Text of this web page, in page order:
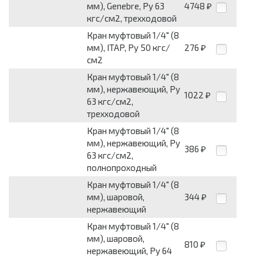
мм), Genebre, Py 63
кгс/см2, трехходовой
4748 ₽
Кран муфтовый 1/4" (8
мм), ITAP, Py 50 кгс/
см2
276 ₽
Кран муфтовый 1/4" (8
мм), нержавеющий, Py
63 кгс/см2,
трехходовой
1022 ₽
Кран муфтовый 1/4" (8
мм), нержавеющий, Py
63 кгс/см2,
полнопроходный
386 ₽
Кран муфтовый 1/4" (8
мм), шаровой,
нержавеющий
344 ₽
Кран муфтовый 1/4" (8
мм), шаровой,
нержавеющий, Py 64
810 ₽